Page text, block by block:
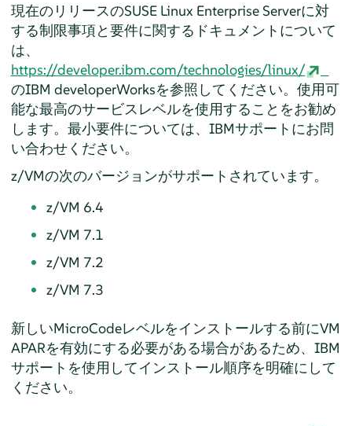
現在のリリースのSUSE Linux Enterprise Serverに対
する制限事項と要件に関するドキュメントについて
は、
https://developer.ibm.com/technologies/linux/
のIBM developerWorksを参照してください。使用可
能な最高のサービスレベルを使用することをお勧め
します。最小要件については、IBMサポートにお問
い合わせください。
z/VMの次のバージョンがサポートされています。
z/VM 6.4
z/VM 7.1
z/VM 7.2
z/VM 7.3
新しいMicroCodeレベルをインストールする前にVM
APARを有効にする必要がある場合があるため、IBM
サポートを使用してインストール順序を明確にして
ください。